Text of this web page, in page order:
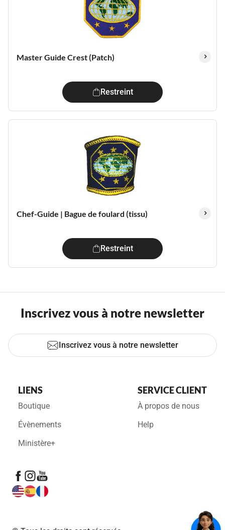
Master Guide Crest (Patch)
Restreint
Chef-Guide | Bague de foulard (tissu)
Restreint
Inscrivez vous à notre newsletter
Inscrivez vous à notre newsletter
LIENS
Boutique
Évènements
Ministère+
SERVICE CLIENT
À propos de nous
Help